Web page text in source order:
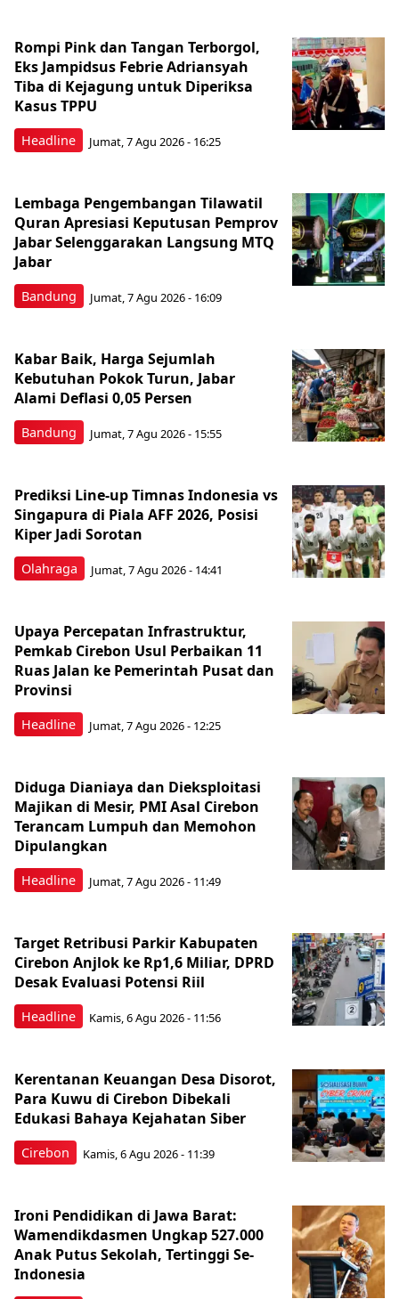
Headline
Rompi Pink dan Tangan Terborgol,
Eks Jampidsus Febrie Adriansyah
Tiba di Kejagung untuk Diperiksa
Kasus TPPU
Jumat, 7 Agu 2026 - 16:25
Bandung
Lembaga Pengembangan Tilawatil
Quran Apresiasi Keputusan Pemprov
Jabar Selenggarakan Langsung MTQ
Jabar
Jumat, 7 Agu 2026 - 16:09
Bandung
Kabar Baik, Harga Sejumlah
Kebutuhan Pokok Turun, Jabar
Alami Deflasi 0,05 Persen
Jumat, 7 Agu 2026 - 15:55
Olahraga
Prediksi Line-up Timnas Indonesia vs
Singapura di Piala AFF 2026, Posisi
Kiper Jadi Sorotan
Jumat, 7 Agu 2026 - 14:41
Headline
Upaya Percepatan Infrastruktur,
Pemkab Cirebon Usul Perbaikan 11
Ruas Jalan ke Pemerintah Pusat dan
Provinsi
Jumat, 7 Agu 2026 - 12:25
Headline
Diduga Dianiaya dan Dieksploitasi
Majikan di Mesir, PMI Asal Cirebon
Terancam Lumpuh dan Memohon
Dipulangkan
Jumat, 7 Agu 2026 - 11:49
Headline
Target Retribusi Parkir Kabupaten
Cirebon Anjlok ke Rp1,6 Miliar, DPRD
Desak Evaluasi Potensi Riil
Kamis, 6 Agu 2026 - 11:56
Cirebon
Kerentanan Keuangan Desa Disorot,
Para Kuwu di Cirebon Dibekali
Edukasi Bahaya Kejahatan Siber
Kamis, 6 Agu 2026 - 11:39
Ironi Pendidikan di Jawa Barat:
Wamendikdasmen Ungkap 527.000
Anak Putus Sekolah, Tertinggi Se-
Indonesia